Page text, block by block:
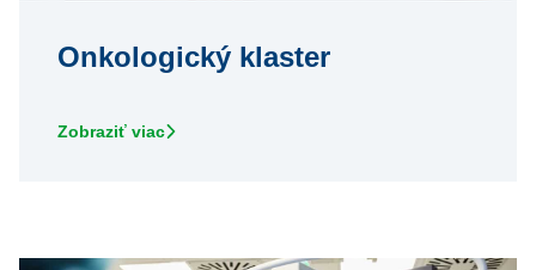
Onkologický klaster
Zobraziť viac